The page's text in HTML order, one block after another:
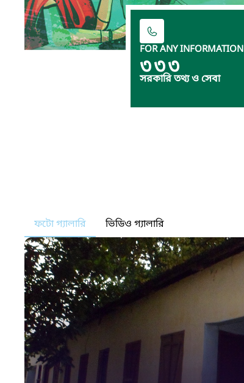
FOR ANY INFORMATION
৩৩৩
সরকারি তথ্য ও সেবা
ফটো গ্যালারি ভিডিও গ্যালারি